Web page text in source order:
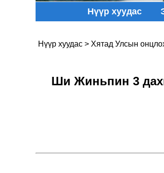
Нүүр хуудас
Нүүр хуудас> Хятад Улсын
Ши Жиньпин 3